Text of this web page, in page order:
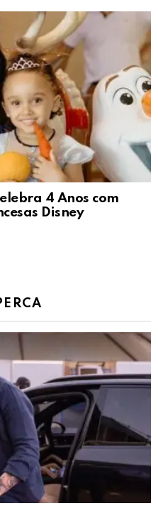
4 Anos com
Disney